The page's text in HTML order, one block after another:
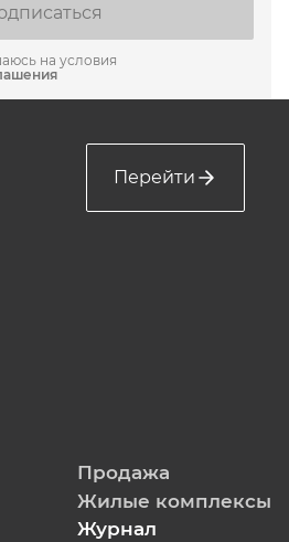
на условия
Перейти
Продажа
Жилые комплексы
Журнал